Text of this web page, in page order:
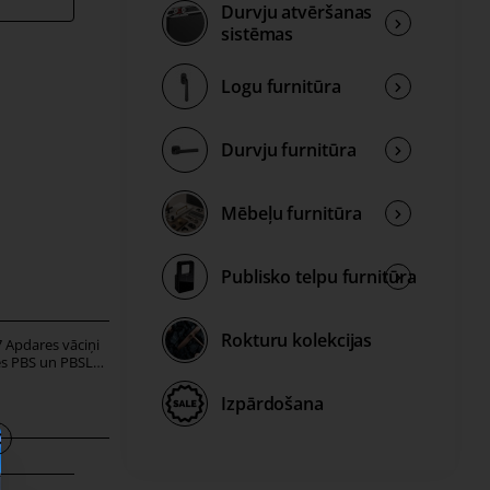
Apdares vāciņi
PBS un PBSL
ACC.503 Garenvirziena
Durvju atvēršanas
sistēmas
Logu furnitūra
Durvju furnitūra
Mēbeļu furnitūra
Publisko telpu furnitūra
Rokturu kolekcijas
Izpārdošana